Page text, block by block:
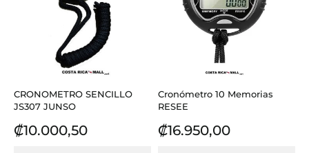
CRONOMETRO SENCILLO
JS307 JUNSO
Precio
₡10.000,50
Cronómetro 10 Memorias
RESEE
Precio
₡16.950,00